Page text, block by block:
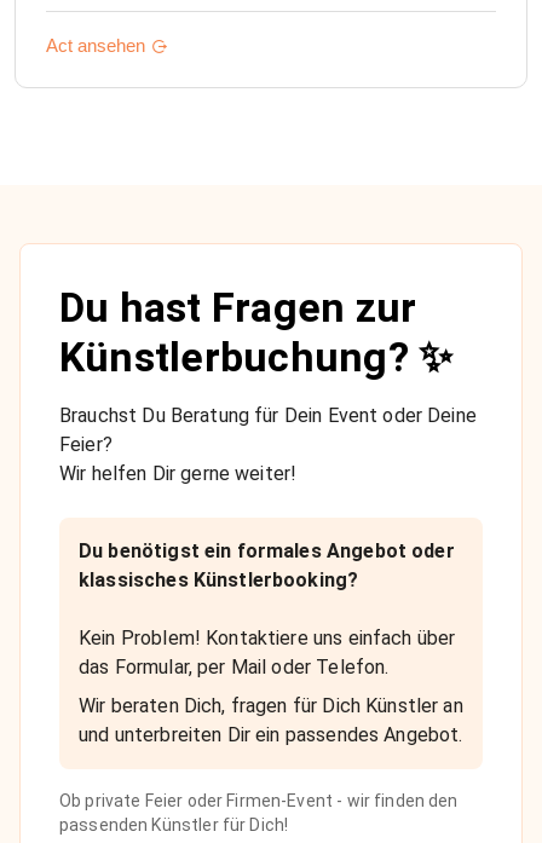
Act ansehen
Du hast Fragen zur
Künstlerbuchung? ✨
Brauchst Du Beratung für Dein Event oder Deine
Feier?
Wir helfen Dir gerne weiter!
Du benötigst ein formales Angebot oder
klassisches Künstlerbooking?
Kein Problem! Kontaktiere uns einfach über
das Formular, per Mail oder Telefon.
Wir beraten Dich, fragen für Dich Künstler an
und unterbreiten Dir ein passendes Angebot.
Ob private Feier oder Firmen-Event - wir finden den
passenden Künstler für Dich!